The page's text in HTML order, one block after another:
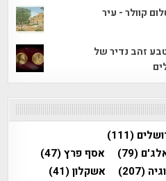
קוולר - עיר
זהב נדיר של
(111)
(79) אסף פרץ(47)
(207) אשקלון(41)